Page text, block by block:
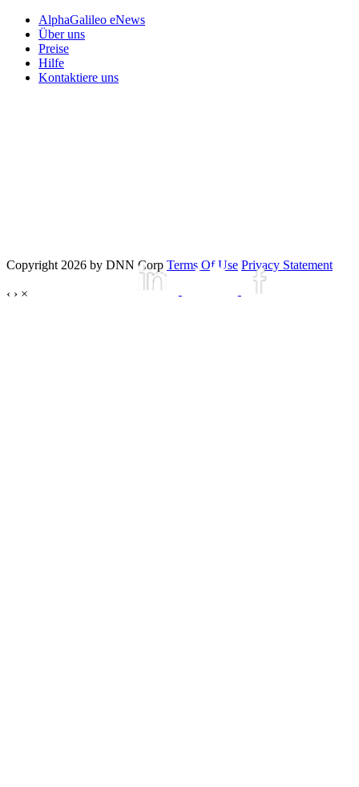
AlphaGalileo eNews
Über uns
Preise
Hilfe
Kontaktiere uns
Copyright 2026 by DNN Corp Terms Of Use Privacy Statement
‹ › ×